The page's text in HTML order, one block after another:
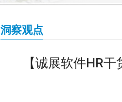
洞察观点
【诚展软件HR